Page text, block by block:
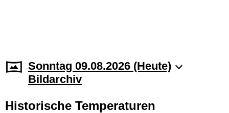
Sonntag 09.08.2026 (Heute)
Bildarchiv
Historische Temperaturen